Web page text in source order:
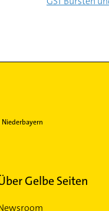
Gelbe Seiten